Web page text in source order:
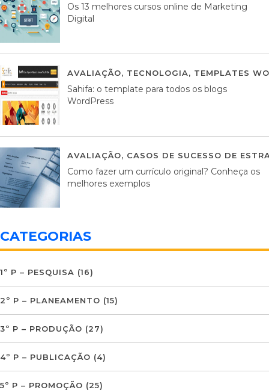
Os 13 melhores cursos online de Marketing
Digital
AVALIAÇÃO, TECNOLOGIA, TEMPLATES
Sahifa: o template para todos os blogs
WordPress
AVALIAÇÃO, CASOS DE SUCESSO DE
Como fazer um currículo original? Conheça os
melhores exemplos
CATEGORIAS
1º P – PESQUISA (16)
2º P – PLANEAMENTO (15)
3º P – PRODUÇÃO (27)
4º P – PUBLICAÇÃO (4)
5º P – PROMOÇÃO (25)